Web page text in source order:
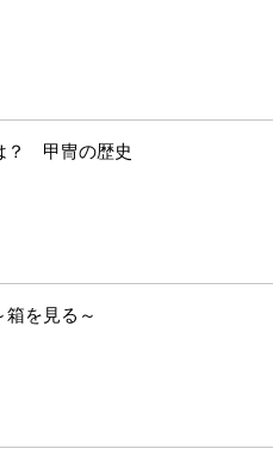
？ 甲冑の歴史
箱を見る～